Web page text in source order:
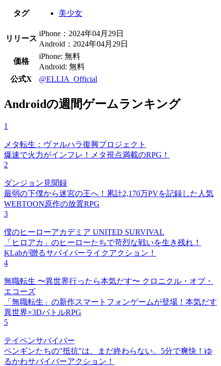
タグ 美少女
リリース
iPhone：2024年04月29日
Android：2024年04月29日
価格
iPhone: 無料
Android: 無料
公式X
@ELLIA_Official
Androidの週間ゲームランキング
1
メタ転生：ヴァルハラ復興プロジェクト
爆速で火力がインフレ！メタ視点満載のRPG！
2
ダンジョン見聞録
最弱の下僕から迷宮の王へ！累計2,170万PVを記録した人気
WEBTOON原作の放置RPG
3
僕のヒーローアカデミア UNITED SURVIVAL
「ヒロアカ」のヒーローたちで苛烈な戦いを生き残れ！
KLabが贈るサバイバーライクアクション！
4
無職転生 〜異世界行ったら本気だす〜 クロニクル・オブ・
エコーズ
「無職転生」の新作スマートフォンゲームが登場！本気だす
異世界×3DバトルRPG
5
テイペンサバイバー
ペンギンたちの"抵抗"は、まだ終わらない。5分で爽快！ゆ
るかわサバイバーアクション！